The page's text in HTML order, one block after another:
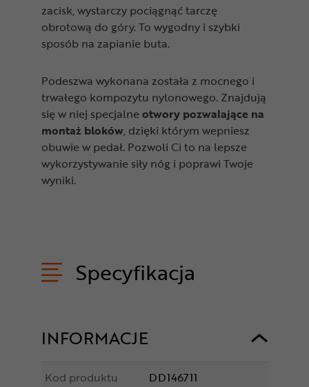
zacisk, wystarczy pociągnąć tarczę
obrotową do góry. To wygodny i szybki
sposób na zapianie buta.
Podeszwa wykonana została z mocnego i
trwałego kompozytu nylonowego. Znajdują
się w niej specjalne otwory pozwalające na
montaż bloków, dzięki którym wepniesz
obuwie w pedał. Pozwoli Ci to na lepsze
wykorzystywanie siły nóg i poprawi Twoje
wyniki.
Specyfikacja
INFORMACJE
Kod produktu
DD146711